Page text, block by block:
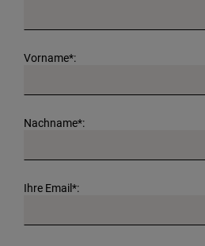
Vorname*:
Nachname*:
Ihre Email*: